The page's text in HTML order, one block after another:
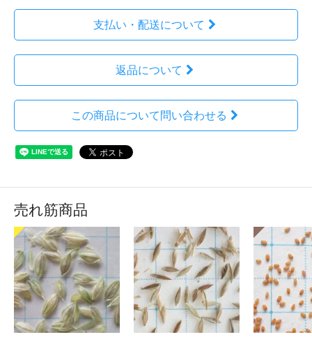
支払い・配送について
返品について
この商品について問い合わせる
売れ筋商品